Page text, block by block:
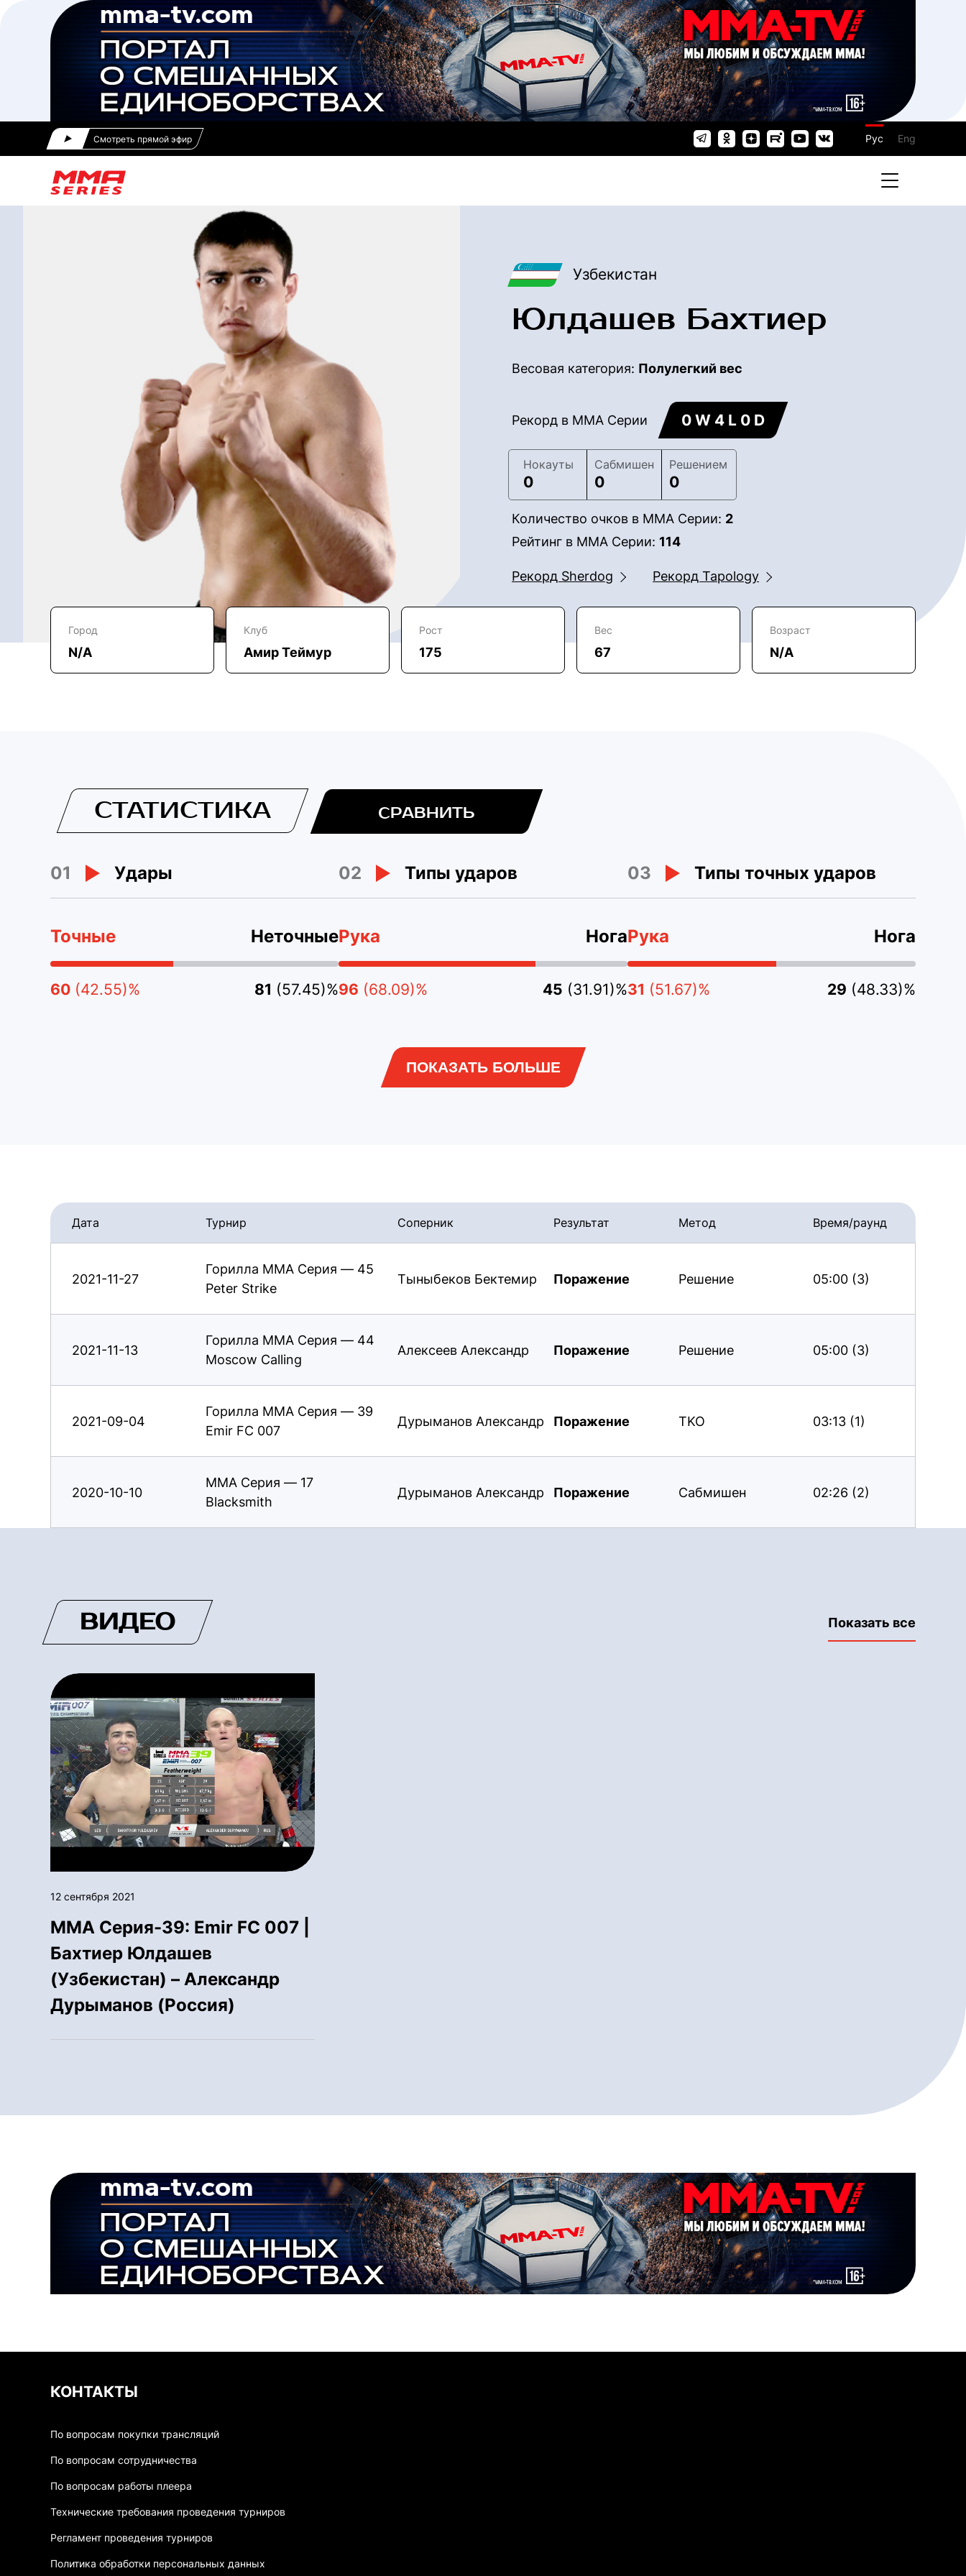
Смотреть прямой эфир Рус Eng
Узбекистан
Юлдашев Бахтиер
Весовая категория: Полулегкий вес
Рекорд в ММА Серии 0 W 4 L 0 D
Нокауты
0
Сабмишен
0
Решением
0
Количество очков в ММА Серии: 2
Рейтинг в ММА Серии: 114
Рекорд Sherdog Рекорд Tapology
Город
N/A
Клуб
Амир Теймур
Рост
175
Вес
67
Возраст
N/A
СТАТИСТИКА СРАВНИТЬ
01 Удары
Точные Неточные
60 (42.55)% 81 (57.45)%
02 Типы ударов
Рука Нога
96 (68.09)% 45 (31.91)%
03 Типы точных ударов
Рука Нога
31 (51.67)% 29 (48.33)%
ПОКАЗАТЬ БОЛЬШЕ
Дата Турнир Соперник Результат Метод Время/раунд
2021-11-27
Горилла ММА Серия — 45
Peter Strike
Тыныбеков Бектемир Поражение Решение 05:00 (3)
2021-11-13
Горилла ММА Серия — 44
Moscow Calling
Алексеев Александр Поражение Решение 05:00 (3)
2021-09-04
Горилла ММА Серия — 39
Emir FC 007
Дурыманов Александр Поражение TKO 03:13 (1)
2020-10-10
ММА Серия — 17
Blacksmith
Дурыманов Александр Поражение Сабмишен 02:26 (2)
ВИДЕО Показать все
12 сентября 2021
ММА Серия-39: Emir FC 007 |
Бахтиер Юлдашев
(Узбекистан) – Александр
Дурыманов (Россия)
КОНТАКТЫ
По вопросам покупки трансляций
По вопросам сотрудничества
По вопросам работы плеера
Технические требования проведения турниров
Регламент проведения турниров
Политика обработки персональных данных